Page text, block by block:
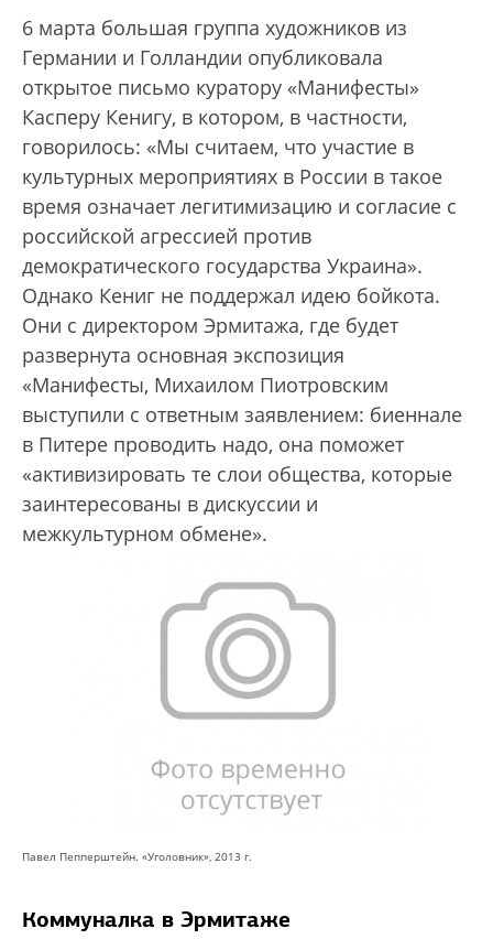
6 марта большая группа художников из
Германии и Голландии опубликовала
открытое письмо куратору «Манифесты»
Касперу Кенигу, в котором, в частности,
говорилось: «Мы считаем, что участие в
культурных мероприятиях в России в такое
время означает легитимизацию и согласие с
российской агрессией против
демократического государства Украина».
Однако Кениг не поддержал идею бойкота.
Они с директором Эрмитажа, где будет
развернута основная экспозиция
«Манифесты, Михаилом Пиотровским
выступили с ответным заявлением: биеннале
в Питере проводить надо, она поможет
«активизировать те слои общества, которые
заинтересованы в дискуссии и
межкультурном обмене».
Павел Пепперштейн. «Уголовник», 2013 г.
Коммуналка в Эрмитаже